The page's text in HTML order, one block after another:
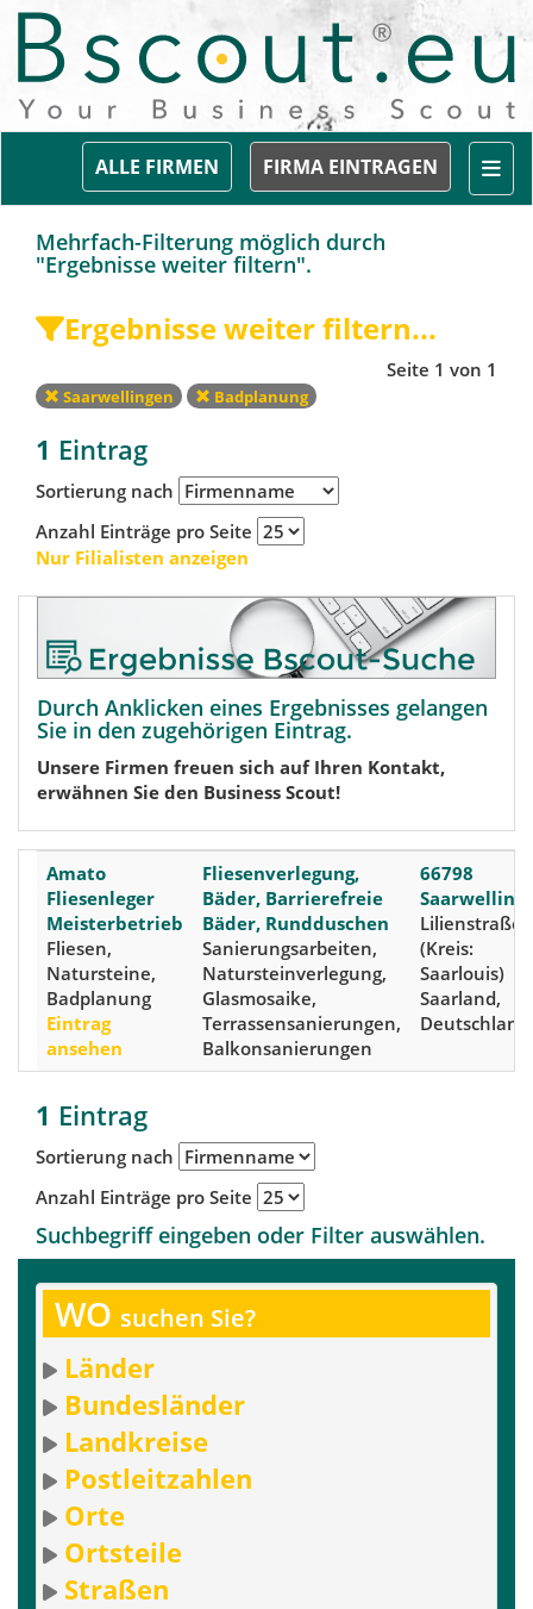
FIRMA EINTRAGEN
ALLE FIRMEN
Mehrfach-Filterung möglich durch
"Ergebnisse weiter filtern".
Ergebnisse weiter filtern...
Seite 1 von 1
Saarwellingen Badplanung
1 Eintrag
Sortierung nach
Anzahl Einträge pro Seite
Nur Filialisten anzeigen
Durch Anklicken eines Ergebnisses gelangen
Sie in den zugehörigen Eintrag.
Unsere Firmen freuen sich auf Ihren Kontakt,
erwähnen Sie den Business Scout!
Amato
Fliesenleger
Meisterbetrieb
Fliesen,
Natursteine,
Badplanung
Eintrag
ansehen
Fliesenverlegung,
Bäder, Barrierefreie
Bäder, Rundduschen
Sanierungsarbeiten,
Natursteinverlegung,
Glasmosaike,
Terrassensanierungen,
Balkonsanierungen
66798
Lilienstraße
(Kreis:
Saarlouis)
Saarland,
Deutschland
1 Eintrag
Sortierung nach
Anzahl Einträge pro Seite
Suchbegriff eingeben oder Filter auswählen.
WO suchen Sie?
Länder
Bundesländer
Landkreise
Postleitzahlen
Orte
Ortsteile
Straßen